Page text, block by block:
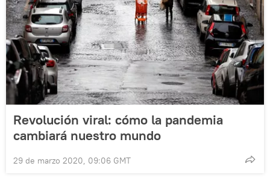
Revolución viral: cómo la pandemia
cambiará nuestro mundo
29 de marzo 2020, 09:06 GMT